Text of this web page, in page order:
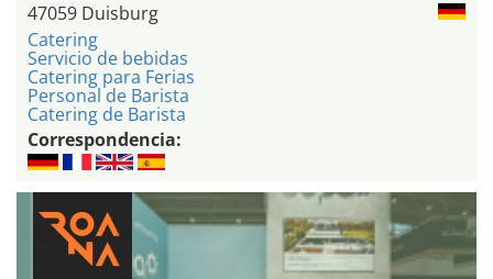
47059 Duisburg
Catering
Servicio de bebidas
Catering para Ferias
Personal de Barista
Catering de Barista
Correspondencia: